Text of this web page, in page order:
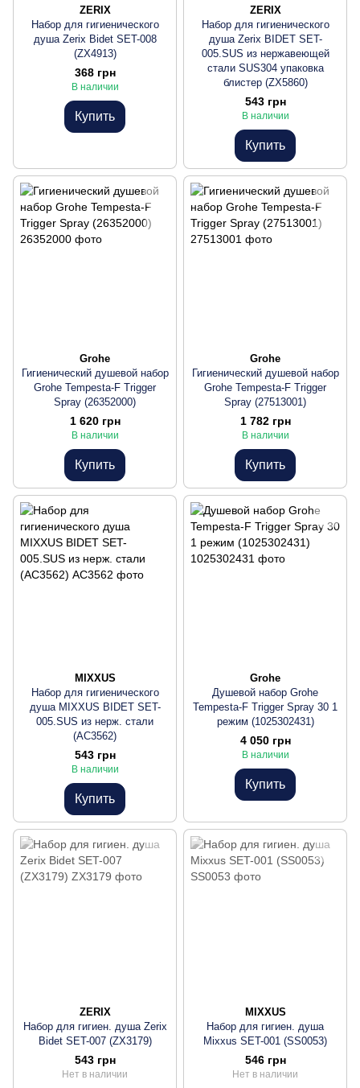
ZERIX
Набор для гигиенического
душа Zerix Bidet SET-008
(ZX4913)
368 грн
В наличии
Купить
ZERIX
Набор для гигиенического
душа Zerix BIDET SET-
005.SUS из нержавеющей
стали SUS304 упаковка
блистер (ZX5860)
543 грн
В наличии
Купить
Grohe
Гигиенический душевой набор
Grohe Tempesta-F Trigger
Spray (26352000)
1 620 грн
В наличии
Купить
Grohe
Гигиенический душевой набор
Grohe Tempesta-F Trigger
Spray (27513001)
1 782 грн
В наличии
Купить
MIXXUS
Набор для гигиенического
душа MIXXUS BIDET SET-
005.SUS из нерж. стали
(AC3562)
543 грн
В наличии
Купить
Grohe
Душевой набор Grohe
Tempesta-F Trigger Spray 30 1
режим (1025302431)
4 050 грн
В наличии
Купить
ZERIX
Набор для гигиен. душа Zerix
Bidet SET-007 (ZX3179)
543 грн
Нет в наличии
MIXXUS
Набор для гигиен. душа
Mixxus SET-001 (SS0053)
546 грн
Нет в наличии